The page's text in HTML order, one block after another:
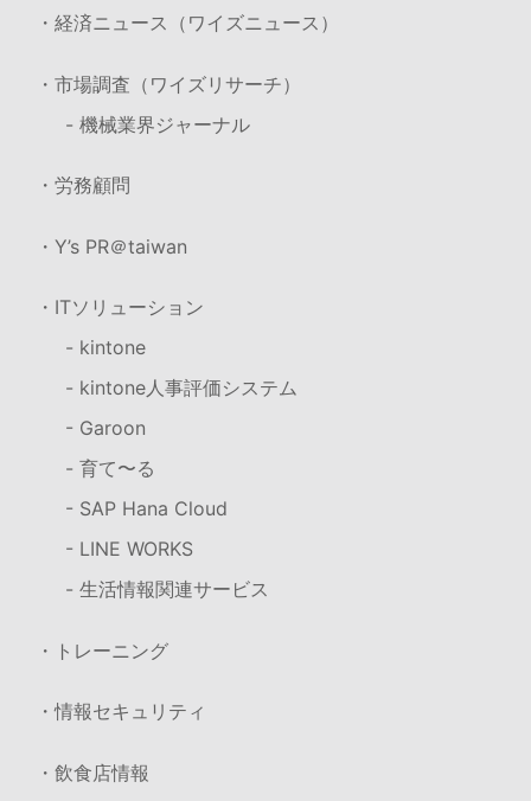
・経済ニュース（ワイズニュース）
・市場調査（ワイズリサーチ）
- 機械業界ジャーナル
・労務顧問
・Y’s PR＠taiwan
・ITソリューション
- kintone
- kintone人事評価システム
- Garoon
- 育て〜る
- SAP Hana Cloud
- LINE WORKS
- 生活情報関連サービス
・トレーニング
・情報セキュリティ
・飲食店情報